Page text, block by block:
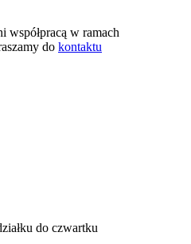
współpracą w ramach
do kontaktu
do czwartku